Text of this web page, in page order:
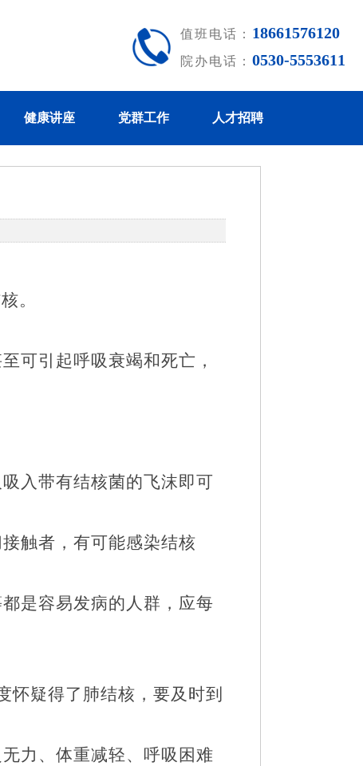
值班电话： 18661576120
院办电话： 0530-5553611
健康讲座 党群工作 人才招聘
。
可引起呼吸衰竭和死亡，
入带有结核菌的飞沫即可
触者，有可能感染结核
是容易发病的人群，应每
怀疑得了肺结核，要及时到
力、体重减轻、呼吸困难